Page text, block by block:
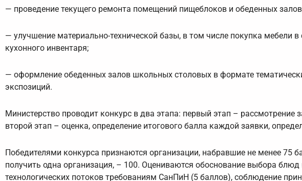
— проведение текущего ремонта помещений пищеблоков и обеденных
— улучшение материально-технической базы, в том числе покупка мебели
кухонного инвентаря;
— оформление обеденных залов школьных столовых в формате
экспозиций.
Министерство проводит конкурс в два этапа: первый этап – рассмотрение
второй этап – оценка, определение итогового балла каждой заявки,
Победителями конкурса признаются организации, набравшие не менее
получить одна организация, – 100. Оцениваются обоснование выбора
технологических потоков требованиям СанПиН (5 баллов), соблюдение